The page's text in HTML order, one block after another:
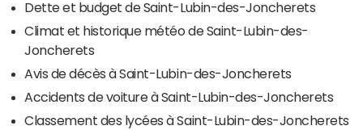
Dette et budget de Saint-Lubin-des-Joncherets
Climat et historique météo de Saint-Lubin-des-
Joncherets
Avis de décès à Saint-Lubin-des-Joncherets
Accidents de voiture à Saint-Lubin-des-Joncherets
Classement des lycées à Saint-Lubin-des-Joncherets